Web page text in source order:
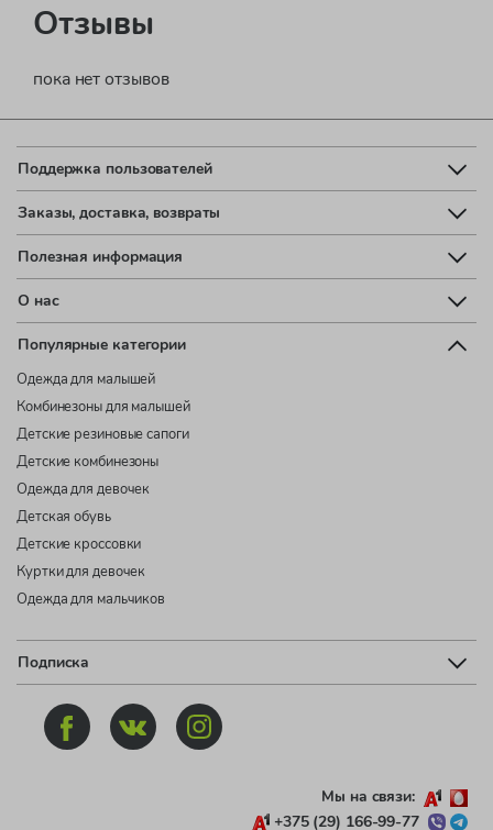
Отзывы
пока нет отзывов
Поддержка пользователей
Заказы, доставка, возвраты
Полезная информация
О нас
Популярные категории
Одежда для малышей
Комбинезоны для малышей
Детские резиновые сапоги
Детские комбинезоны
Одежда для девочек
Детская обувь
Детские кроссовки
Куртки для девочек
Одежда для мальчиков
Подписка
Мы на связи:
+375 (29) 166-99-77